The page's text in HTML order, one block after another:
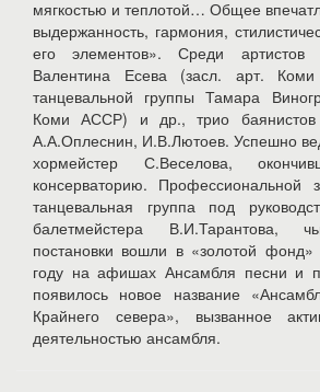
мягкостью и теплотой… Общее
выдержанность, гармония,
его элементов». Среди
Валентина Есева (засл. арт.
танцевальной группы Тамара
Коми АССР) и др., трио баянистов
А.А.Оплеснин, И.В.Лютоев. Успешно
хормейстер С.Веселова,
консерваторию. Профессиональной
танцевальная группа под
балетмейстера В.И.Тарантова,
постановки вошли в «золотой
году на афишах Ансамбля песни и
появилось новое название
Крайнего севера», вызванное
деятельностью ансамбля.